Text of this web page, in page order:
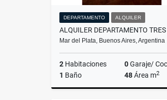
DEPARTAMENTO ALQUILER
Mar del Plata, Buenos Aires, Argentina
2 Habitaciones 0Garaje/
1 Baño 48Área m2